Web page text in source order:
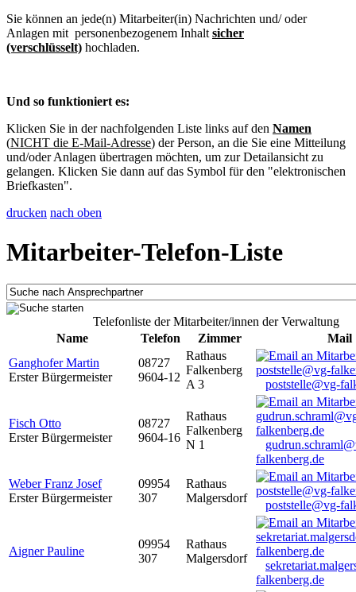
Sie können an jede(n) Mitarbeiter(in) Nachrichten und/ oder
Anlagen mit personenbezogenem Inhalt sicher
(verschlüsselt) hochladen.
Und so funktioniert es:
Klicken Sie in der nachfolgenden Liste links auf den Namen
(NICHT die E-Mail-Adresse) der Person, an die Sie eine Mitteilung
und/oder Anlagen übertragen möchten, um zur Detailansicht zu
gelangen. Klicken Sie dann auf das Symbol für den "elektronischen
Briefkasten".
drucken nach oben
Mitarbeiter-Telefon-Liste
Telefonliste der Mitarbeiter/innen der Verwaltung
Name
Telefon Zimmer
Mail
Ganghofer Martin
Erster Bürgermeister
08727
9604-12
Rathaus
Falkenberg
A 3
poststelle@vg-
Fisch Otto
Erster Bürgermeister
08727
9604-16
Rathaus
Falkenberg
N 1
falkenberg.de
Weber Franz Josef
Erster Bürgermeister
09954
307
Rathaus
Malgersdorf
poststelle@vg-
Aigner Pauline
09954
307
Rathaus
Malgersdorf
falkenberg.de